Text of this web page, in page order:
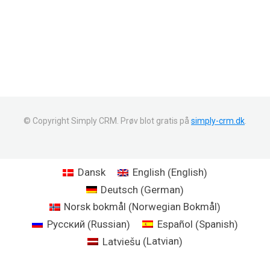
© Copyright Simply CRM. Prøv blot gratis på simply-crm.dk.
Dansk English (English)
Deutsch (German)
Norsk bokmål (Norwegian Bokmål)
Русский (Russian) Español (Spanish)
Latviešu (Latvian)